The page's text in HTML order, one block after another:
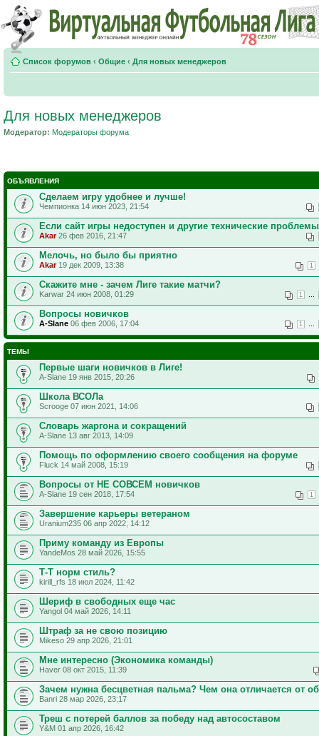
Список форумов ‹ Общие ‹ Для новых менеджеров
Для новых менеджеров
Модератор: Модераторы форума
ОБЪЯВЛЕНИЯ
Сделаем игру удобнее и лучше!
Чемпионка 14 июн 2023, 21:54
Если сайт игры недоступен и другие технические проблемы
Akar26 фев 2016, 21:47
Мелочь, но было бы приятно
1
Akar19 дек 2009, 13:38
Скажите мне - зачем Лиге такие матчи?
1
Karwar 24 июн 2008, 01:29
Вопросы новичков
1
A-Slane 06 фев 2006, 17:04
ТЕМЫ
Первые шаги новичков в Лиге!
A-Slane 19 янв 2015, 20:26
Школа ВСОЛа
Scrooge 07 июн 2021, 14:06
Словарь жаргона и сокращений
A-Slane 13 авг 2013, 14:09
Помощь по оформлению своего сообщения на форуме
Fluck 14 май 2008, 15:19
Вопросы от НЕ СОВСЕМ новичков
1
A-Slane 19 сен 2018, 17:54
Завершение карьеры ветераном
Uranium235 06 апр 2022, 14:12
Приму команду из Европы
YandeMos 28 май 2026, 15:55
Т-Т норм стиль?
kirill_rfs 18 июл 2024, 11:42
Шериф в свободных еще час
Yangol 04 май 2026, 14:11
Штраф за не свою позицию
Mikeso 29 апр 2026, 21:01
Мне интересно (Экономика команды)
Haver 08 окт 2015, 11:39
Зачем нужна бесцветная пальма? Чем она отличается от
Banri 28 мар 2026, 23:17
Треш с потерей баллов за победу над автосоставом
Y&M 01 апр 2026, 16:42